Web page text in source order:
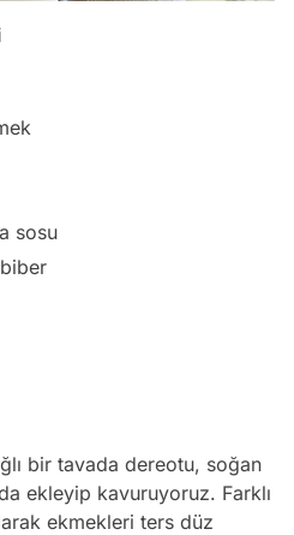
sosu
biber
bir tavada dereotu, soğan
ekleyip kavuruyoruz. Farklı
ekmekleri ters düz